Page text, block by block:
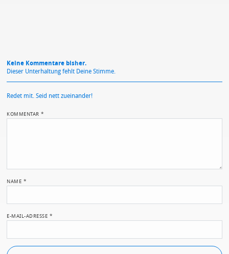
Keine Kommentare bisher.
Dieser Unterhaltung fehlt Deine Stimme.
Redet mit. Seid nett zueinander!
KOMMENTAR*
NAME *
E-MAIL-ADRESSE *